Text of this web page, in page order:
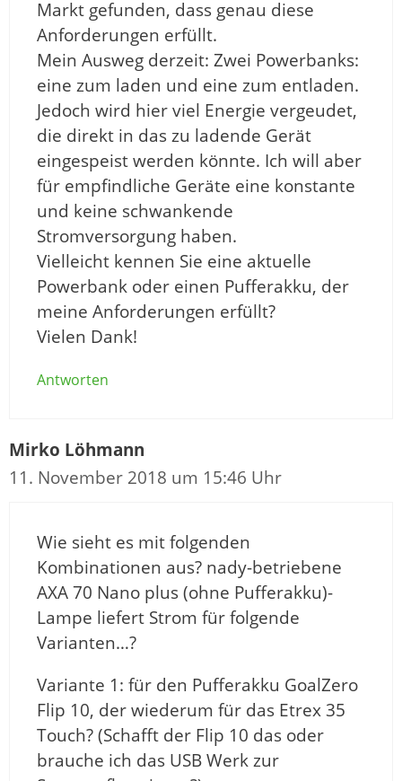
Markt gefunden, dass genau diese
Anforderungen erfüllt.
Mein Ausweg derzeit: Zwei Powerbanks:
eine zum laden und eine zum entladen.
Jedoch wird hier viel Energie vergeudet,
die direkt in das zu ladende Gerät
eingespeist werden könnte. Ich will aber
für empfindliche Geräte eine konstante
und keine schwankende
Stromversorgung haben.
Vielleicht kennen Sie eine aktuelle
Powerbank oder einen Pufferakku, der
meine Anforderungen erfüllt?
Vielen Dank!
Antworten
Mirko Löhmann
11. November 2018 um 15:46 Uhr
Wie sieht es mit folgenden
Kombinationen aus? nady-betriebene
AXA 70 Nano plus (ohne Pufferakku)-
Lampe liefert Strom für folgende
Varianten…?
Variante 1: für den Pufferakku GoalZero
Flip 10, der wiederum für das Etrex 35
Touch? (Schafft der Flip 10 das oder
brauche ich das USB Werk zur